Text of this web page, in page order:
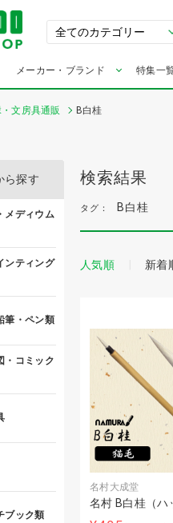
メーカー・ブランド 特集一
文房具通販 B白桂
検索結果
タグ： B白桂
人気順 新着
名村大成堂
名村 B白桂（ハ
ら探す
メディウム
ンティング
筆・ペン類
・コミック
ブック類